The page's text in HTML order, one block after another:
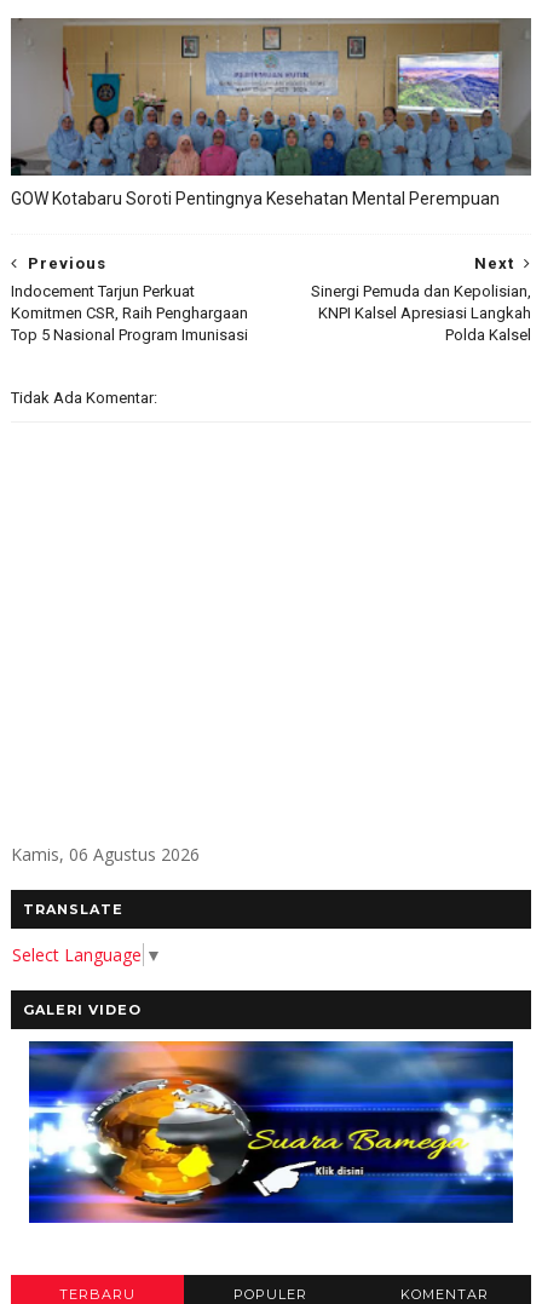
GOW Kotabaru Soroti Pentingnya Kesehatan Mental Perempuan
Next
Sinergi Pemuda dan Kepolisian,
KNPI Kalsel Apresiasi Langkah
Polda Kalsel
Previous
Indocement Tarjun Perkuat
Komitmen CSR, Raih Penghargaan
Top 5 Nasional Program Imunisasi
Tidak Ada Komentar:
Kamis, 06 Agustus 2026
TRANSLATE
Select Language ▼
GALERI VIDEO
TERBARU POPULER KOMENTAR